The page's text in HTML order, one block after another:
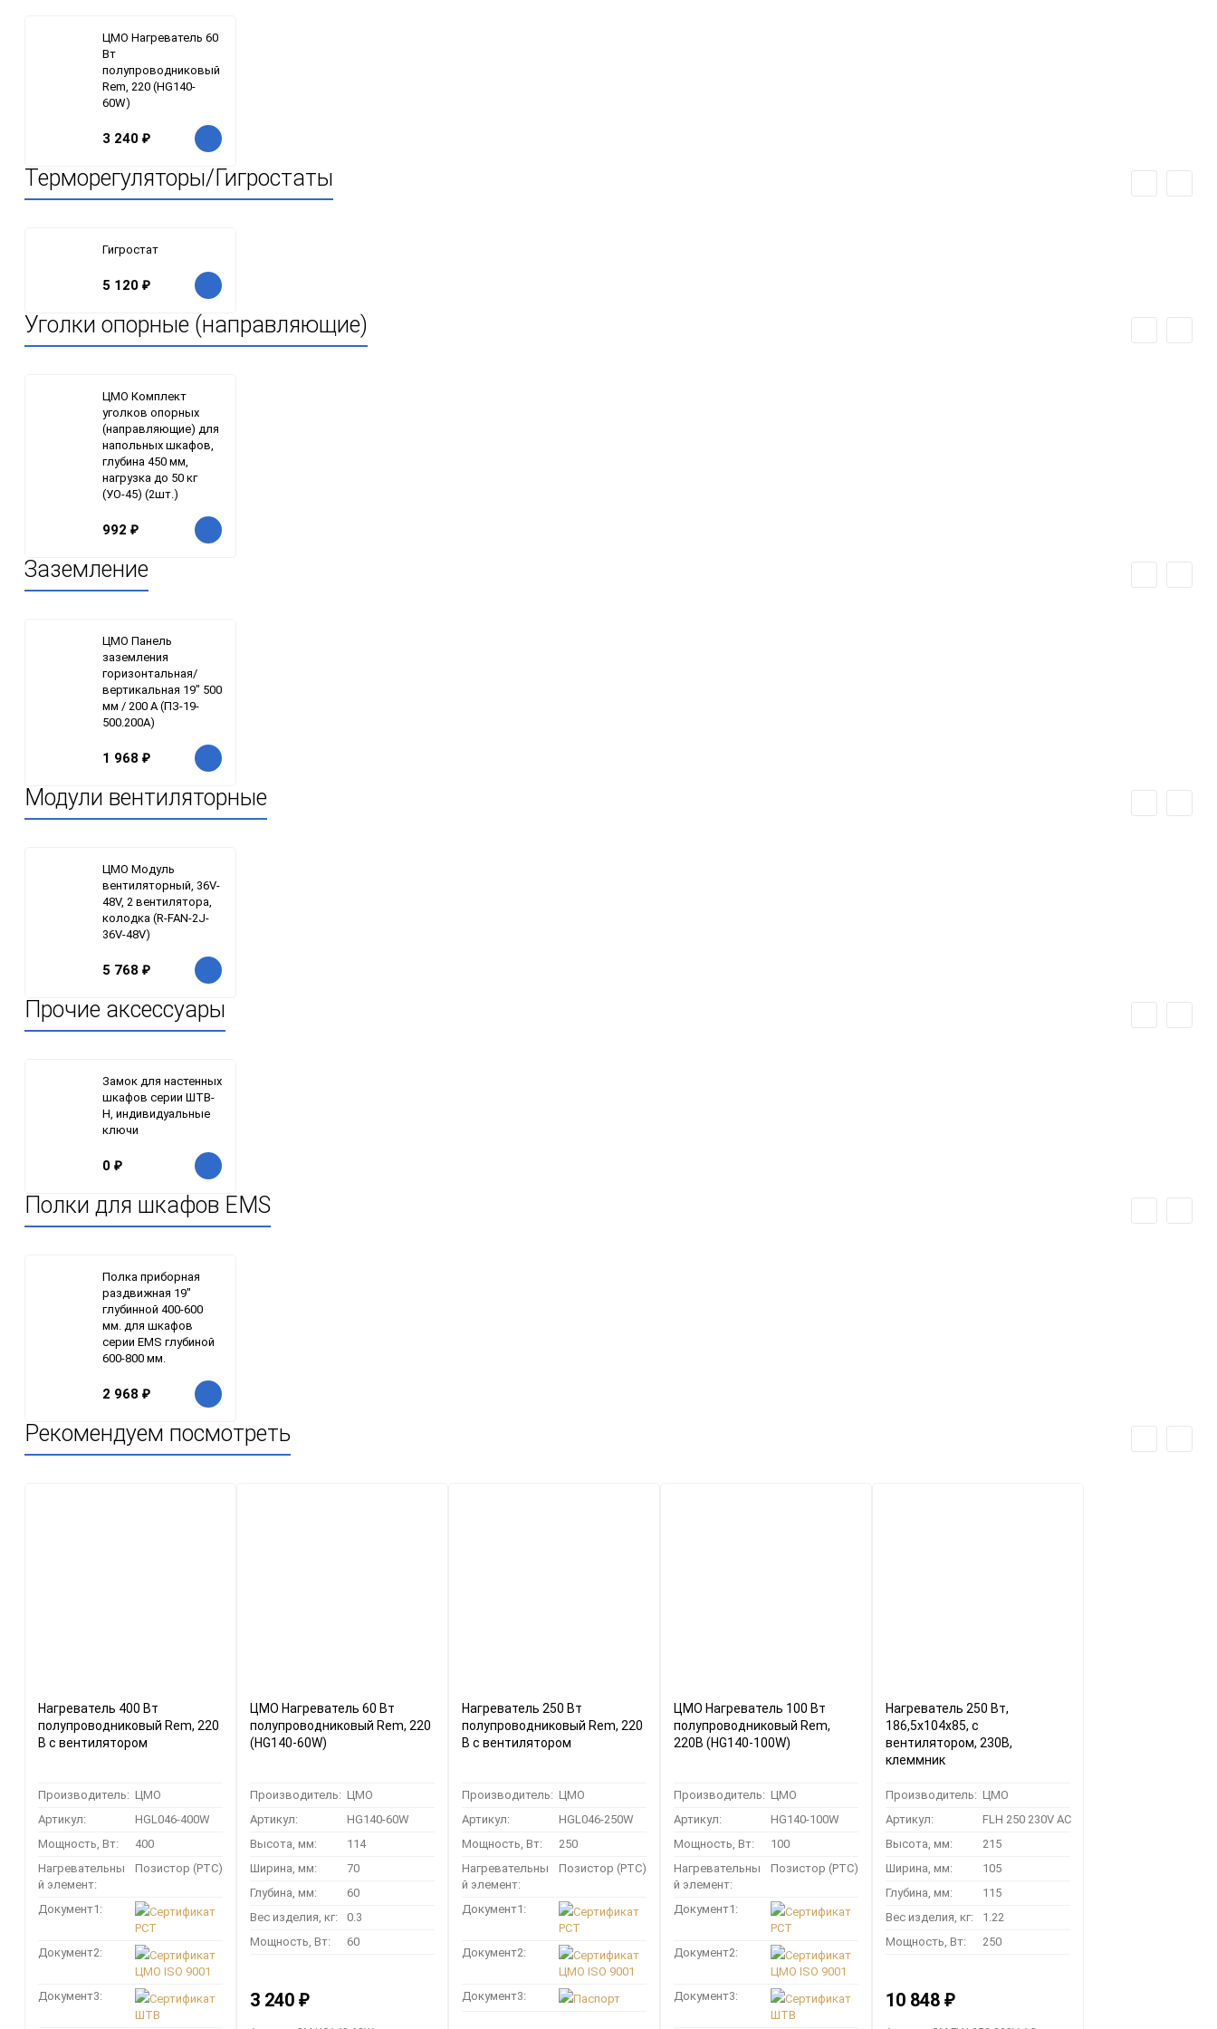
ЦМО Нагреватель 60
Вт
полупроводниковый
Rem, 220 (HG140-
60W)
3 240 ₽
Терморегуляторы/Гигростаты
Гигростат
5 120 ₽
Уголки опорные (направляющие)
ЦМО Комплект
уголков опорных
(направляющие) для
напольных шкафов,
глубина 450 мм,
нагрузка до 50 кг
(УО-45) (2шт.)
992 ₽
Заземление
ЦМО Панель
заземления
горизонтальная/
вертикальная 19" 500
мм / 200 А (ПЗ-19-
500.200А)
1 968 ₽
Модули вентиляторные
ЦМО Модуль
вентиляторный, 36V-
48V, 2 вентилятора,
колодка (R-FAN-2J-
36V-48V)
5 768 ₽
Прочие аксессуары
Замок для настенных
шкафов серии ШТВ-
Н, индивидуальные
ключи
0 ₽
Полки для шкафов EMS
Полка приборная
раздвижная 19"
глубинной 400-600
мм. для шкафов
серии EMS глубиной
600-800 мм.
2 968 ₽
Рекомендуем посмотреть
Нагреватель 400 Вт
полупроводниковый Rem, 220
В с вентилятором
Производитель: ЦМО
Артикул:
HGL046-400W
Мощность, Вт:
400
Нагревательны
й элемент:
Позистор (РТС)
Документ1:
Сертификат
РСТ
Документ2:
Сертификат
ЦМО ISO 9001
Документ3:
Сертификат
ШТВ
ЦМО Нагреватель 60 Вт
полупроводниковый Rem, 220
(HG140-60W)
Производитель: ЦМО
Артикул:
HG140-60W
Высота, мм:
114
Ширина, мм:
70
Глубина, мм:
60
Вес изделия, кг:
0.3
Мощность, Вт:
60
3 240 ₽
Нагреватель 250 Вт
полупроводниковый Rem, 220
В с вентилятором
Производитель: ЦМО
Артикул:
HGL046-250W
Мощность, Вт:
250
Нагревательны
й элемент:
Позистор (РТС)
Документ1:
Сертификат
РСТ
Документ2:
Сертификат
ЦМО ISO 9001
Документ3:
Паспорт
ЦМО Нагреватель 100 Вт
полупроводниковый Rem,
220В (HG140-100W)
Производитель: ЦМО
Артикул:
HG140-100W
Мощность, Вт:
100
Нагревательны
й элемент:
Позистор (РТС)
Документ1:
Сертификат
РСТ
Документ2:
Сертификат
ЦМО ISO 9001
Документ3:
Сертификат
ШТВ
Нагреватель 250 Вт,
186,5х104х85, с
вентилятором, 230В,
клеммник
Производитель: ЦМО
Артикул:
FLH 250 230V AC
Высота, мм:
215
Ширина, мм:
105
Глубина, мм:
115
Вес изделия, кг:
1.22
Мощность, Вт:
250
10 848 ₽